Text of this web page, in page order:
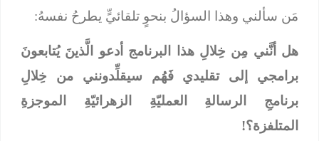
مَن سألني وهذا السؤالُ بنحوٍ تلقائيٍّ يطرحُ نفسهُ:
هل أنَّني مِن خِلالِ هذا البرنامج أدعو الَّذينَ يُتابعونَ
برامجي إلى تقليدي فَهُم سيقلِّدونني من خِلالِ
برنامجِ الرسالةِ العمليّةِ الزهرائيّةِ الموجزةِ
المتلفزة؟!